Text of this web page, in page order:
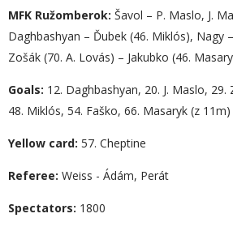
MFK Ružomberok: Šavol – P. Maslo, J.
Daghbashyan – Ďubek (46. Miklós), Nagy
Zošák (70. A. Lovás) – Jakubko (46.
Goals: 12. Daghbashyan, 20. J. Maslo, 29.
48. Miklós, 54. Faško, 66. Masaryk (z 11m)
Yellow card: 57. Cheptine
Referee: Weiss - Ádám, Perát
Spectators: 1800